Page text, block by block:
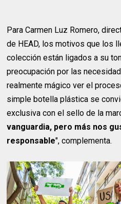
Para Carmen Luz Romero,
de HEAD, los motivos que los
colección están ligados a su
preocupación por las
realmente mágico ver el
simple botella plástica se
exclusiva con el sello de la
vanguardia, pero más nos
responsable", complementa.